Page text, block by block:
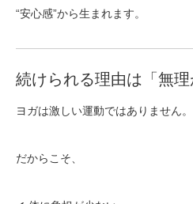
“安心感”から生まれます。
続けられる理由は「無
ヨガは激しい運動ではありません。
だからこそ、